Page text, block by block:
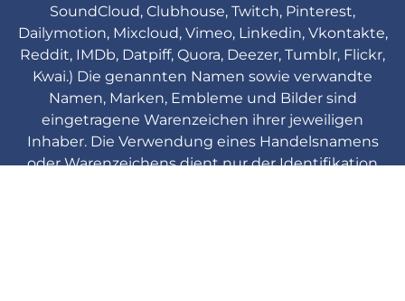
SoundCloud, Clubhouse, Twitch, Pinterest,
Dailymotion, Mixcloud, Vimeo, Linkedin, Vkontakte,
Reddit, IMDb, Datpiff, Quora, Deezer, Tumblr, Flickr,
Kwai.) Die genannten Namen sowie verwandte
Namen, Marken, Embleme und Bilder sind
eingetragene Warenzeichen ihrer jeweiligen
Inhaber. Die Verwendung eines Handelsnamens
oder Warenzeichens dient nur der Identifikation